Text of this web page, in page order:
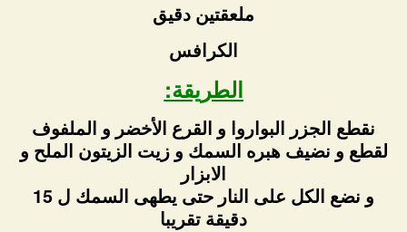
ملعقتين دقيق
الكرافس
الطريقة:
نقطع الجزر البواروا و القرع الأخضر و الملفوف
لقطع و نضيف هبره السمك و زيت الزيتون الملح و
الابزار
و نضع الكل على النار حتى يطهى السمك ل 15
دقيقة تقريبا